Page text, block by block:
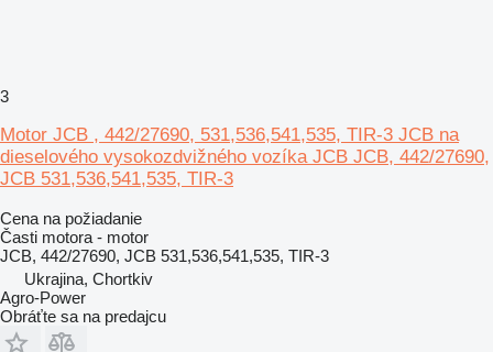
3
Motor JCB , 442/27690, 531,536,541,535, TIR-3 JCB na
dieselového vysokozdvižného vozíka JCB JCB, 442/27690,
JCB 531,536,541,535, TIR-3
Cena na požiadanie
Časti motora - motor
JCB, 442/27690, JCB 531,536,541,535, TIR-3
Ukrajina, Chortkiv
Agro-Power
Obráťte sa na predajcu